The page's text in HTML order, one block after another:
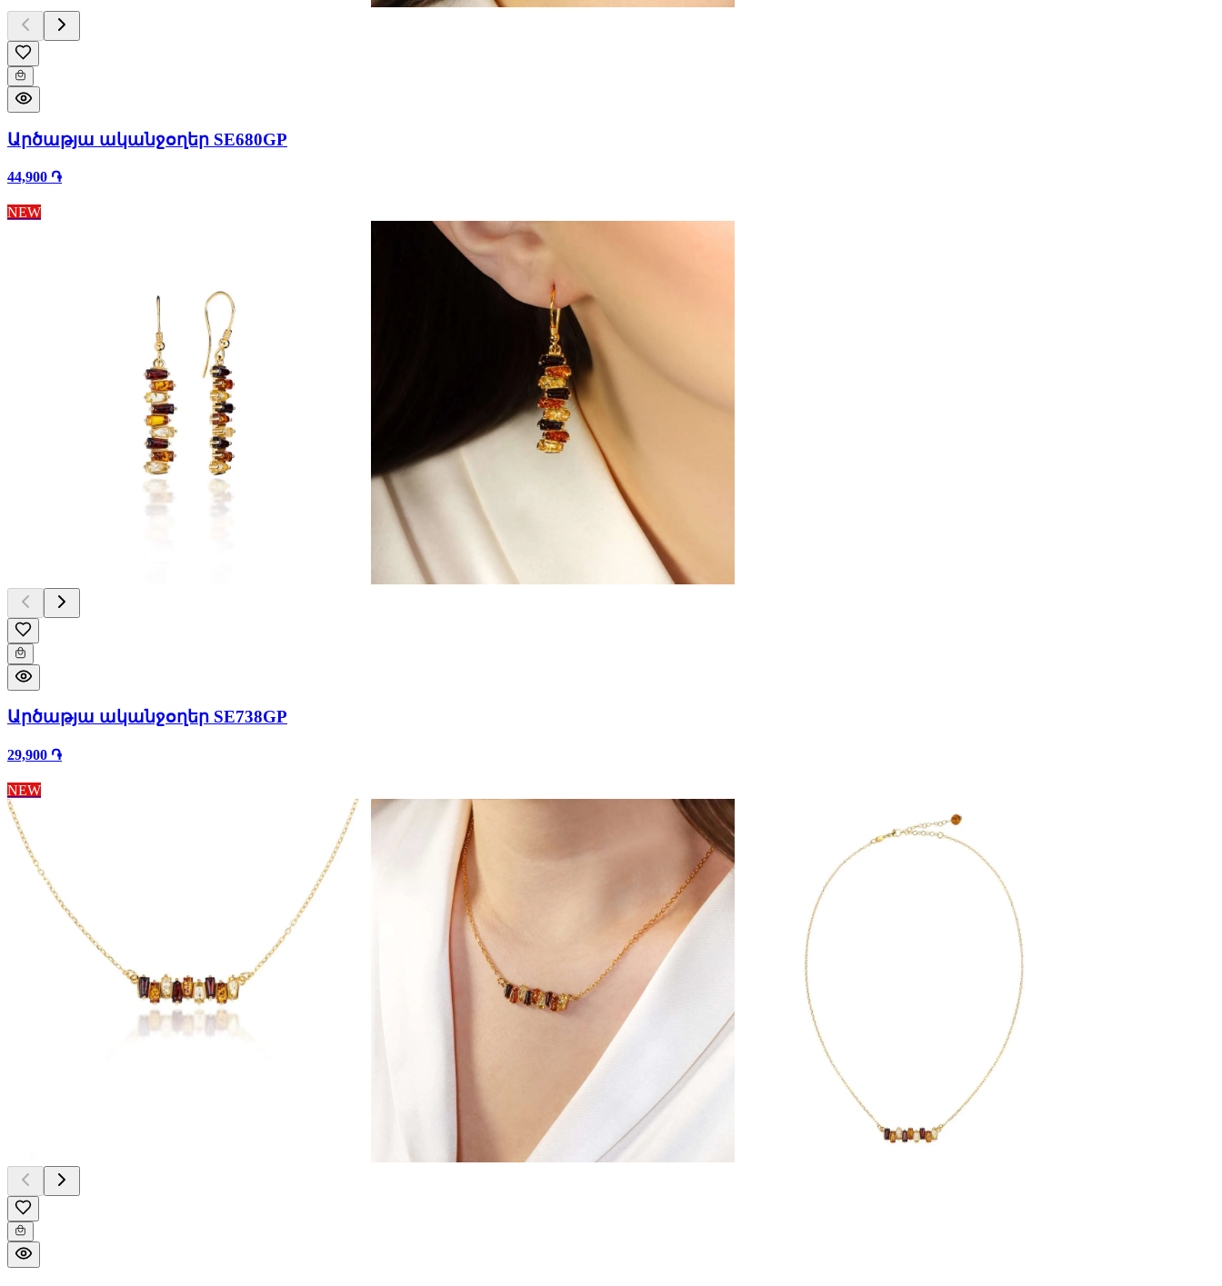
Արծաթյա ականջօղեր SE680GP
44,900 ֏
NEW
Արծաթյա ականջօղեր SE738GP
29,900 ֏
NEW